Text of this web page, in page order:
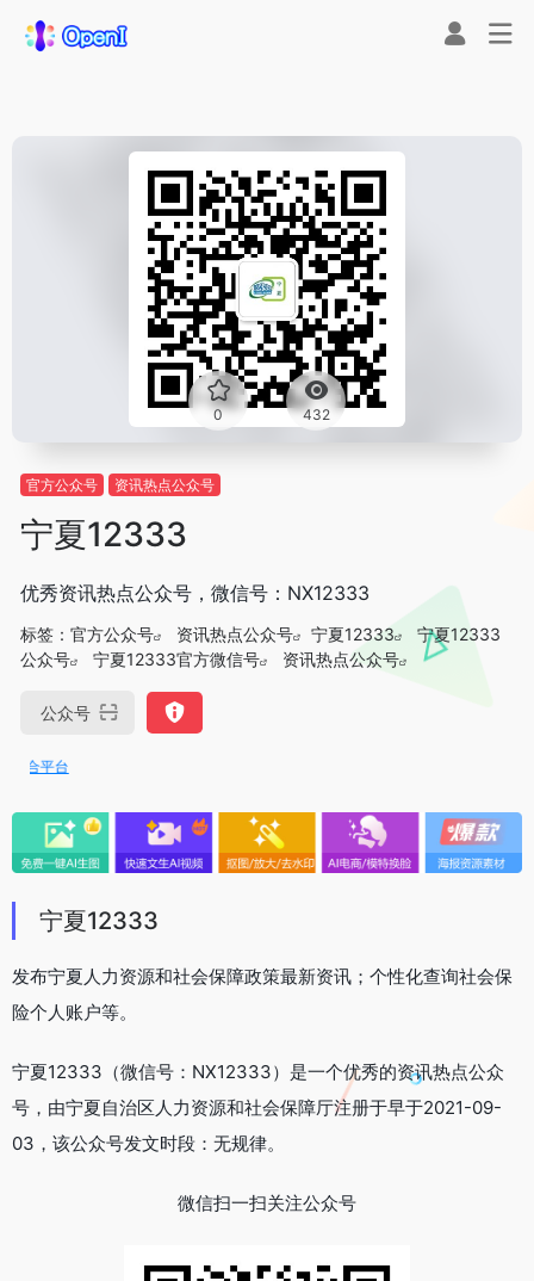
0 432
官方公众号 资讯热点公众号
宁夏12333
优秀资讯热点公众号，微信号：NX12333
标签： 官方公众号 资讯热点公众号 宁夏12333
宁夏12333
公众号
宁夏12333官方微信号 资讯热点公众号
公众号
平台
宁夏12333
发布宁夏人力资源和社会保障政策最新资讯；个性化查询社会保
险个人账户等。
宁夏12333（微信号：NX12333）是一个优秀的资讯热点公众
号，由宁夏自治区人力资源和社会保障厅注册于早于2021-09-
03，该公众号发文时段：无规律。
微信扫一扫关注公众号